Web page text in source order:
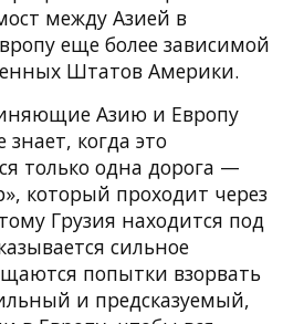
между Азией в
еще более зависимой
Штатов Америки.
Азию и Европу
когда это
только одна дорога —
который проходит через
Грузия находится под
сильное
попытки взорвать
и предсказуемый,